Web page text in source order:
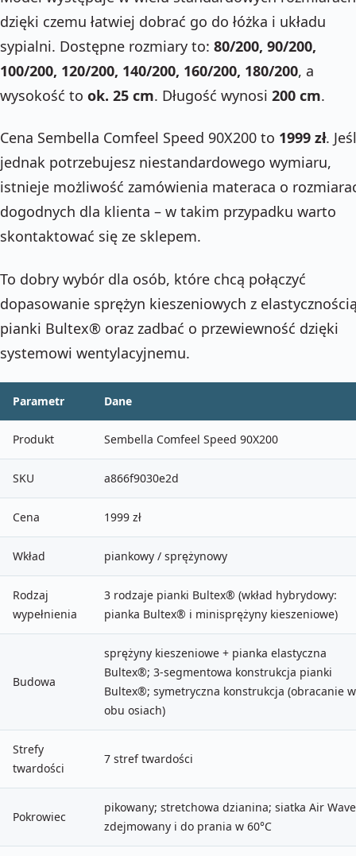
dzięki czemu łatwiej dobrać go do łóżka i układu
sypialni. Dostępne rozmiary to: 80/200, 90/200,
100/200, 120/200, 140/200, 160/200, 180/200, a
wysokość to ok. 25 cm. Długość wynosi 200 cm.
Cena Sembella Comfeel Speed 90X200 to 1999 zł.
jednak potrzebujesz niestandardowego wymiaru,
istnieje możliwość zamówienia materaca o
dogodnych dla klienta – w takim przypadku warto
skontaktować się ze sklepem.
To dobry wybór dla osób, które chcą połączyć
dopasowanie sprężyn kieszeniowych z
pianki Bultex® oraz zadbać o przewiewność dzięki
systemowi wentylacyjnemu.
Parametr Dane
Produkt Sembella Comfeel Speed 90X200
SKU a866f9030e2d
Cena 1999 zł
Wkład piankowy / sprężynowy
Rodzaj
wypełnienia
3 rodzaje pianki Bultex® (wkład hybrydowy:
pianka Bultex® i minisprężyny kieszeniowe)
Budowa
sprężyny kieszeniowe + pianka elastyczna
Bultex®; 3-segmentowa konstrukcja pianki
Bultex®; symetryczna konstrukcja (obracanie w
obu osiach)
Strefy
twardości
7 stref twardości
Pokrowiec
pikowany; stretchowa dzianina; siatka Air
zdejmowany i do prania w 60°C